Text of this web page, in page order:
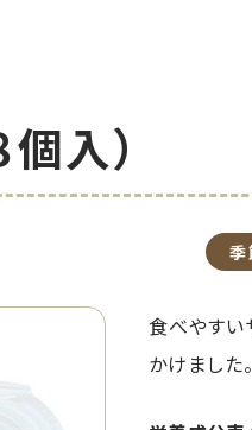
個入）
季
食べやすい
かけました。